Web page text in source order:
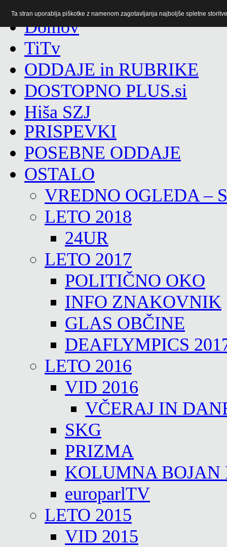
TiTv
ODDAJE in RUBRIKE
DOSTOPNO PLUS.si
Hiša SZJ
PRISPEVKI
POSEBNE ODDAJE
OSTALO
VREDNO OGLEDA –
LETO 2018
24UR
LETO 2017
POLITIČNO OKO
INFO ZNAKOVNIK
GLAS OBČINE
DEAFLYMPICS
LETO 2016
VID 2016
VČERAJ IN
SKG
PRIZMA
KOLUMNA BOJAN
europarlTV
LETO 2015
VID 2015
Ta stran uporablja piškotke z namenom zagotavljanja najboljše spletne